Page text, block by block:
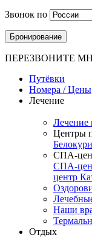
Звонок по
Бронирование
ПЕРЕЗВОНИТЕ
Путёвки
Номера / Цены
Лечение
Лечение
Центры
СПА-
СПА-
центр
Наши
Отдых